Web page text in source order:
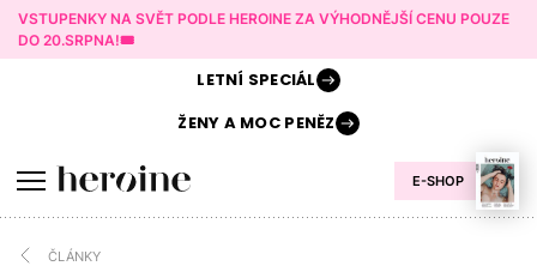
VSTUPENKY NA SVĚT PODLE HEROINE ZA VÝHODNĚJŠÍ CENU POUZE
DO 20.SRPNA!🎟️
E-SHOP
LETNÍ SPECIÁL
ŽENY AMOC PENĚZ
ČLÁNKY